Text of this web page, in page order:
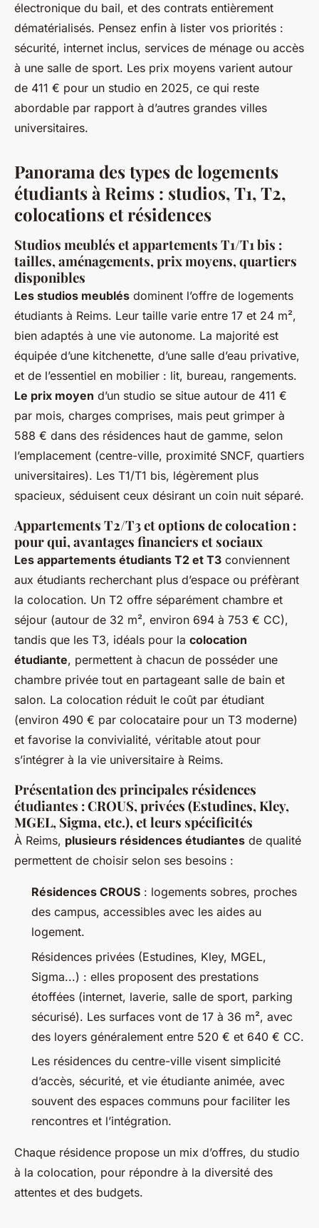
électronique du bail, et des contrats entièrement
dématérialisés. Pensez enfin à lister vos priorités :
sécurité, internet inclus, services de ménage ou accès
à une salle de sport. Les prix moyens varient autour
de 411 € pour un studio en 2025, ce qui reste
abordable par rapport à d’autres grandes villes
universitaires.
Panorama des types de logements
étudiants à Reims : studios, T1, T2,
colocations et résidences
Studios meublés et appartements T1/T1 bis :
tailles, aménagements, prix moyens, quartiers
disponibles
Les studios meublés dominent l’offre de logements
étudiants à Reims. Leur taille varie entre 17 et 24 m²,
bien adaptés à une vie autonome. La majorité est
équipée d’une kitchenette, d’une salle d’eau privative,
et de l’essentiel en mobilier : lit, bureau, rangements.
Le prix moyen d’un studio se situe autour de 411 €
par mois, charges comprises, mais peut grimper à
588 € dans des résidences haut de gamme, selon
l’emplacement (centre-ville, proximité SNCF, quartiers
universitaires). Les T1/T1 bis, légèrement plus
spacieux, séduisent ceux désirant un coin nuit séparé.
Appartements T2/T3 et options de colocation :
pour qui, avantages financiers et sociaux
Les appartements étudiants T2 et T3 conviennent
aux étudiants recherchant plus d’espace ou préfèrant
la colocation. Un T2 offre séparément chambre et
séjour (autour de 32 m², environ 694 à 753 € CC),
tandis que les T3, idéals pour la colocation
étudiante, permettent à chacun de posséder une
chambre privée tout en partageant salle de bain et
salon. La colocation réduit le coût par étudiant
(environ 490 € par colocataire pour un T3 moderne)
et favorise la convivialité, véritable atout pour
s’intégrer à la vie universitaire à Reims.
Présentation des principales résidences
étudiantes : CROUS, privées (Estudines, Kley,
MGEL, Sigma, etc.), et leurs spécificités
À Reims, plusieurs résidences étudiantes de qualité
permettent de choisir selon ses besoins :
Résidences CROUS : logements sobres, proches
des campus, accessibles avec les aides au
logement.
Résidences privées (Estudines, Kley, MGEL,
Sigma...) : elles proposent des prestations
étoffées (internet, laverie, salle de sport, parking
sécurisé). Les surfaces vont de 17 à 36 m², avec
des loyers généralement entre 520 € et 640 € CC.
Les résidences du centre-ville visent simplicité
d’accès, sécurité, et vie étudiante animée, avec
souvent des espaces communs pour faciliter les
rencontres et l’intégration.
Chaque résidence propose un mix d’offres, du studio
à la colocation, pour répondre à la diversité des
attentes et des budgets.